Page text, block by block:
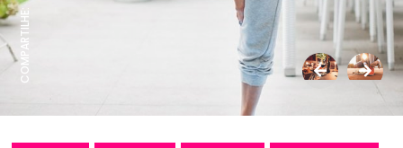
COMPARTILHE: